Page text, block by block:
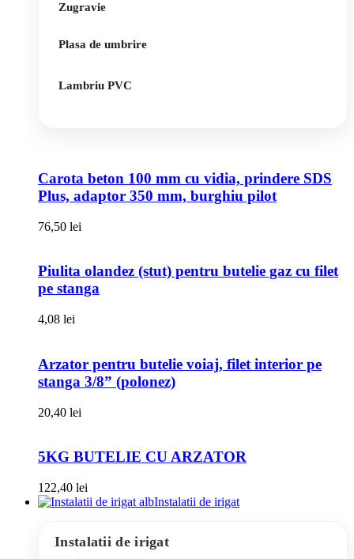
Zugravie
Plasa de umbrire
Lambriu PVC
Carota beton 100 mm cu vidia, prindere SDS
Plus, adaptor 350 mm, burghiu pilot
76,50 lei
Piulita olandez (stut) pentru butelie gaz cu filet
pe stanga
4,08 lei
Arzator pentru butelie voiaj, filet interior pe
stanga 3/8” (polonez)
20,40 lei
5KG BUTELIE CU ARZATOR
122,40 lei
Instalatii de irigat
Instalatii de irigat